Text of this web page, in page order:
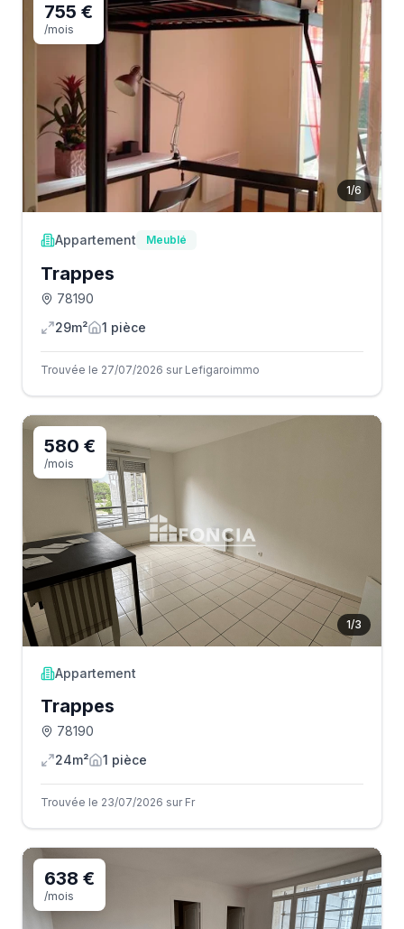
1/6
755 €
/mois
Appartement Meublé
Trappes
78190
29m²
1 pièce
Trouvée le 27/07/2026 sur Lefigaroimmo
1/3
580 €
/mois
Appartement
Trappes
78190
24m²
1 pièce
Trouvée le 23/07/2026 sur Fr
638 €
/mois